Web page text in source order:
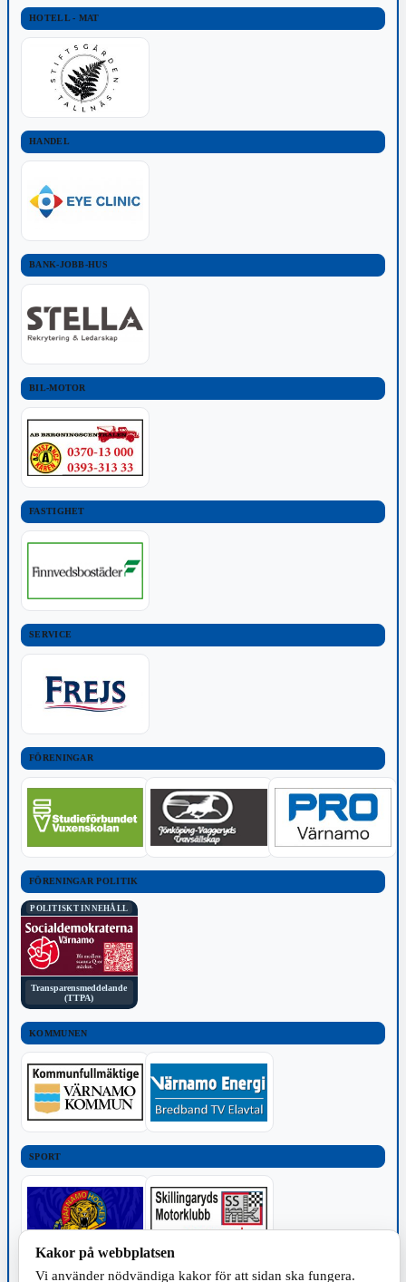
HOTELL - MAT
HANDEL
BANK-JOBB-HUS
BIL-MOTOR
FASTIGHET
SERVICE
FÖRENINGAR
FÖRENINGAR POLITIK
POLITISKT INNEHÅLL
Transparensmeddelande
(TTPA)
KOMMUNEN
SPORT
TILLVERKNING
Kakor på webbplatsen
Vi använder nödvändiga kakor för att sidan ska fungera.